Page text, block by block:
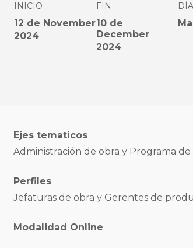
INICIO
12 de November
2024
FIN
10 de
December
2024
Ejes tematicos
Administración de obra y Programa
Perfiles
Jefaturas de obra y Gerentes de
Modalidad Online